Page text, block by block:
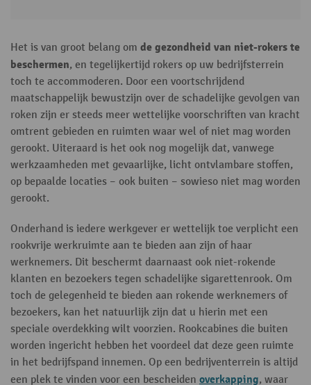
Het is van groot belang om de gezondheid van niet-rokers te
beschermen, en tegelijkertijd rokers op uw bedrijfsterrein
toch te accommoderen. Door een voortschrijdend
maatschappelijk bewustzijn over de schadelijke gevolgen van
roken zijn er steeds meer wettelijke voorschriften van kracht
omtrent gebieden en ruimten waar wel of niet mag worden
gerookt. Uiteraard is het ook nog mogelijk dat, vanwege
werkzaamheden met gevaarlijke, licht ontvlambare stoffen,
op bepaalde locaties – ook buiten – sowieso niet mag worden
gerookt.
Onderhand is iedere werkgever er wettelijk toe verplicht een
rookvrije werkruimte aan te bieden aan zijn of haar
werknemers. Dit beschermt daarnaast ook niet-rokende
klanten en bezoekers tegen schadelijke sigarettenrook. Om
toch de gelegenheid te bieden aan rokende werknemers of
bezoekers, kan het natuurlijk zijn dat u hierin met een
speciale overdekking wilt voorzien. Rookcabines die buiten
worden ingericht hebben het voordeel dat deze geen ruimte
in het bedrijfspand innemen. Op een bedrijventerrein is altijd
een plek te vinden voor een bescheiden overkapping, waar